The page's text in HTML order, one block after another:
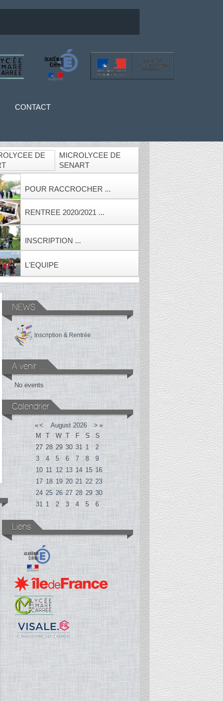
CONTACT
MICROLYCEE DE
SENART
POUR RACCROCHER ...
RENTREE 2020/2021 ...
INSCRIPTION ...
L'EQUIPE
NEWS
Inscription & Rentrée
A venir ...
No events
Calendrier
«< August 2026 > »
M
T W T F S
S
27 28 29 30 31 1
2
3
4 5 6 7 8
9
10 11 12 13 14 15 16
17 18 19 20 21 22 23
24 25 26 27 28 29 30
31 1 2 3 4 5 6
Liens